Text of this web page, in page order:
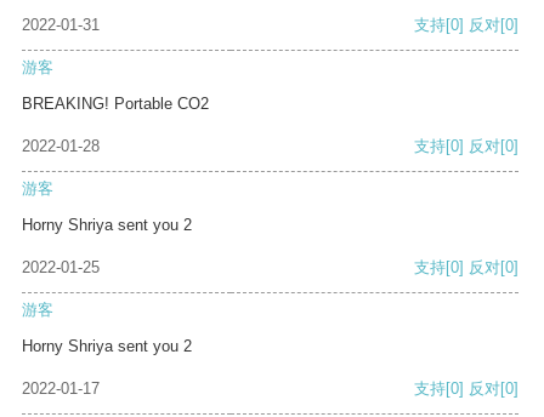
2022-01-31 支持[0] 反对[0]
游客
BREAKING! Portable CO2
2022-01-28 支持[0] 反对[0]
游客
Horny Shriya sent you 2
2022-01-25 支持[0] 反对[0]
游客
Horny Shriya sent you 2
2022-01-17 支持[0] 反对[0]